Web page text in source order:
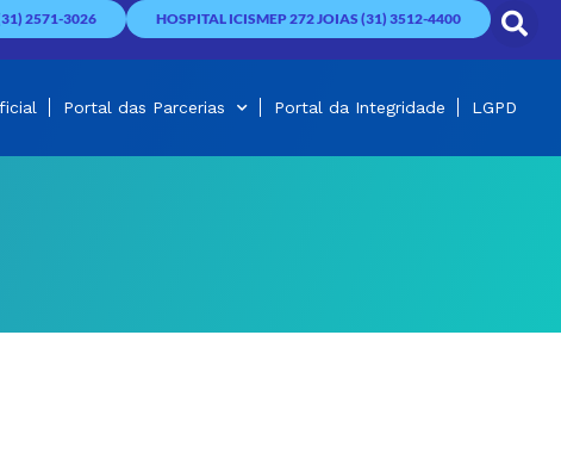
2571-3026 HOSPITAL ICISMEP 272 JOIAS (31) 3512-4400
Portal das Parcerias Portal da Integridade LGPD